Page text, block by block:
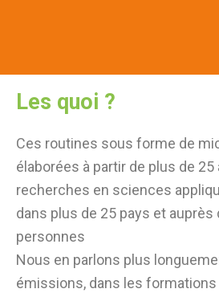
Les quoi ?
Ces routines sous forme de
élaborées à partir de plus de 25
recherches en sciences
dans plus de 25 pays et auprès
personnes
Nous en parlons plus
émissions, dans les formations